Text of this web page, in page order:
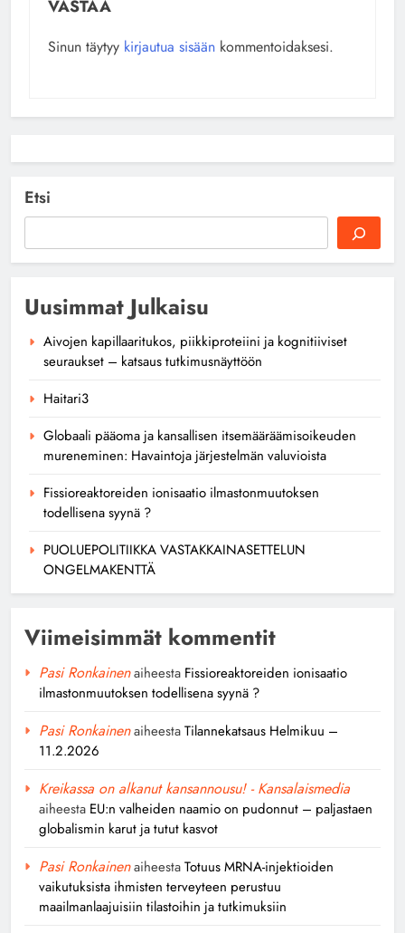
VASTAA
Sinun täytyy kirjautua sisään kommentoidaksesi.
Etsi
Uusimmat Julkaisu
Aivojen kapillaaritukos, piikkiproteiini ja kognitiiviset
seuraukset – katsaus tutkimusnäyttöön
Haitari3
Globaali pääoma ja kansallisen itsemääräämisoikeuden
mureneminen: Havaintoja järjestelmän valuvioista
Fissioreaktoreiden ionisaatio ilmastonmuutoksen
todellisena syynä ?
PUOLUEPOLITIIKKA VASTAKKAINASETTELUN
ONGELMAKENTTÄ
Viimeisimmät kommentit
Pasi Ronkainenaiheesta Fissioreaktoreiden ionisaatio
ilmastonmuutoksen todellisena syynä ?
Pasi RonkainenaiheestaTilannekatsaus Helmikuu –
11.2.2026
Kreikassa on alkanut kansannousu! - Kansalaismedia
aiheesta EU:n valheiden naamio on pudonnut – paljastaen
globalismin karut ja tutut kasvot
Pasi RonkainenaiheestaTotuus MRNA-injektioiden
vaikutuksista ihmisten terveyteen perustuu
maailmanlaajuisiin tilastoihin ja tutkimuksiin